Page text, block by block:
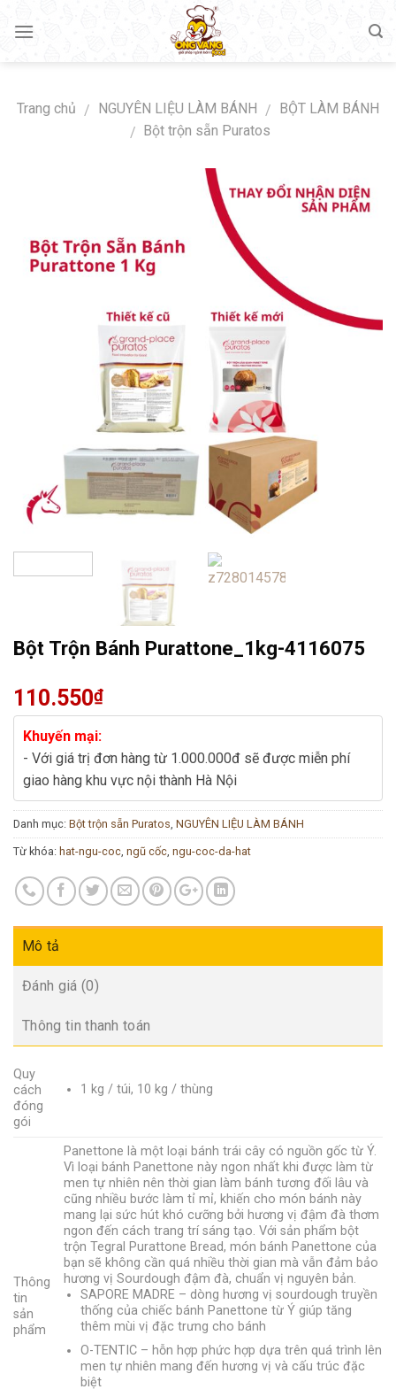
Trang chủ / NGUYÊN LIỆU LÀM BÁNH / BỘT LÀM BÁNH
/ Bột trộn sẵn Puratos
Bột Trộn Bánh Purattone_1kg-4116075
110.550₫
Khuyến mại:
- Với giá trị đơn hàng từ 1.000.000đ sẽ được miễn phí
giao hàng khu vực nội thành Hà Nội
Danh mục: Bột trộn sẵn Puratos, NGUYÊN LIỆU LÀM BÁNH
Từ khóa: hat-ngu-coc, ngũ cốc, ngu-coc-da-hat
Mô tả
Đánh giá (0)
Thông tin thanh toán
Quy
cách
đóng
gói
1 kg / túi, 10 kg / thùng
Thông
tin
sản
phẩm
Panettone là một loại bánh trái cây có nguồn gốc từ Ý.
Vì loại bánh Panettone này ngon nhất khi được làm từ
men tự nhiên nên thời gian làm bánh tương đối lâu và
cũng nhiều bước làm tỉ mỉ, khiến cho món bánh này
mang lại sức hút khó cưỡng bởi hương vị đậm đà thơm
ngon đến cách trang trí sáng tạo. Với sản phẩm bột
trộn Tegral Purattone Bread, món bánh Panettone của
bạn sẽ không cần quá nhiều thời gian mà vẫn đảm bảo
hương vị Sourdough đậm đà, chuẩn vị nguyên bản.
SAPORE MADRE – dòng hương vị sourdough truyền
thống của chiếc bánh Panettone từ Ý giúp tăng
thêm mùi vị đặc trưng cho bánh
O-TENTIC – hỗn hợp phức hợp dựa trên quá trình lên
men tự nhiên mang đến hương vị và cấu trúc đặc
biệt